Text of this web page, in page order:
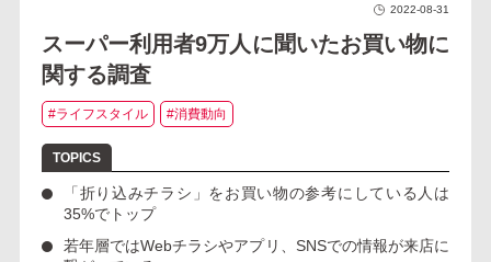
2022-08-31
スーパー利用者9万人に聞いたお買い物に
関する調査
#ライフスタイル #消費動向
「折り込みチラシ」をお買い物の参考にしている人は
35%でトップ
若年層ではWebチラシやアプリ、SNSでの情報が来店に